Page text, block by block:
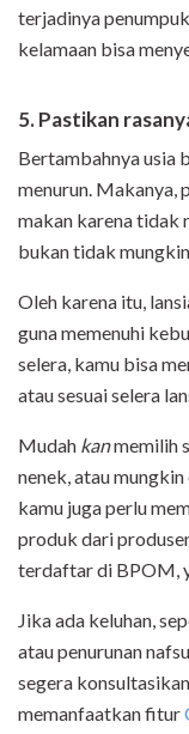
terjadinya
kelamaan bisa
5. Pastikan
Bertambahnya usia
menurun. Makanya,
makan karena tidak
bukan tidak
Oleh karena itu,
guna memenuhi
selera, kamu bisa
atau sesuai selera
Mudah kanmemilih
nenek, atau
kamu juga perlu
produk dari
terdaftar di BPOM,
Jika ada keluhan,
atau penurunan
segera
memanfaatkan fitur